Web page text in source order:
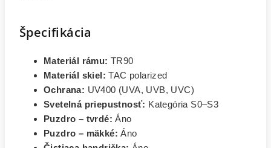
Špecifikácia
Materiál rámu: TR90
Materiál skiel: TAC polarized
Ochrana: UV400 (UVA, UVB, UVC)
Svetelná priepustnosť: Kategória S0–S3
Puzdro – tvrdé: Áno
Puzdro – mäkké: Áno